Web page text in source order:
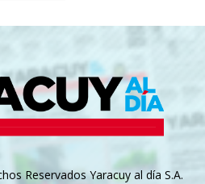
Reservados Yaracuy al día S.A.